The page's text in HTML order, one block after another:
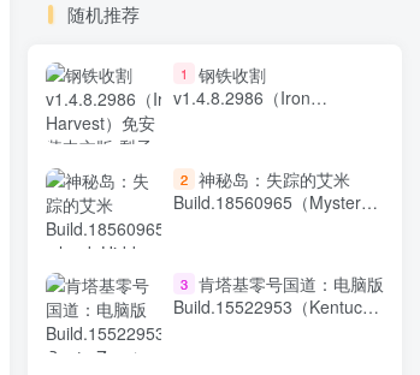
随机推荐
1
钢铁收割
v1.4.8.2986（Iron
2 神秘岛：失踪的艾米
Build.18560965（Mystery
3 肯塔基零号国道：电脑版
Build.15522953（Kentucky